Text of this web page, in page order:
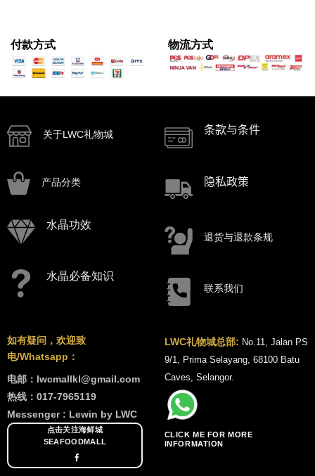
付款方式 物流方式
关于LWC礼物城
产品分类
水晶功效
水晶必备知识
条款与条件
隐私政策
退货与退款条规
联系我们
如有疑问，欢迎致
电/Whatsapp：
电邮：lwcmallkl@gmail.com
热线：017-7965119
Messenger : Lewin by LWC
点击关注海鲜城
SEAFOODMALL
LWC礼物城总部: No.11, Jalan PS
9/1, Prima Selayang, 68100 Batu
Caves, Selangor.
CLICK ME FOR MORE
INFORMATION